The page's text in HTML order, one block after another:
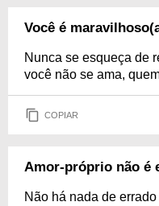
Você é
Nunca se esqueça de
você não se ama,
COPIAR
Amor-próprio não é
Não há nada de